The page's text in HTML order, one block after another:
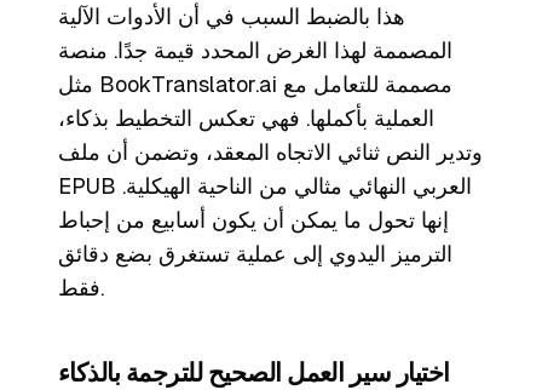
هذا بالضبط السبب في أن الأدوات الآلية
المصممة لهذا الغرض المحدد قيمة جدًا. منصة
مثل BookTranslator.ai مصممة للتعامل مع
العملية بأكملها. فهي تعكس التخطيط بذكاء،
وتدير النص ثنائي الاتجاه المعقد، وتضمن أن ملف
EPUB العربي النهائي مثالي من الناحية الهيكلية.
إنها تحول ما يمكن أن يكون أسابيع من إحباط
الترميز اليدوي إلى عملية تستغرق بضع دقائق
فقط.
اختيار سير العمل الصحيح للترجمة بالذكاء